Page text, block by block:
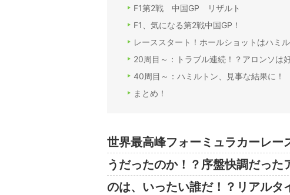
F1第2戦 中国GP リザルト
F1、気になる第2戦中国GP！
レーススタート！ホールショットはハミル
20周目～：トラブル連続！？アロンソは
40周目～：ハミルトン、見事な結果に！
まとめ！
世界最高峰フォーミュラカーレ
うだったのか！？序盤快調だっ
のは、いったい誰だ！？リアルタ